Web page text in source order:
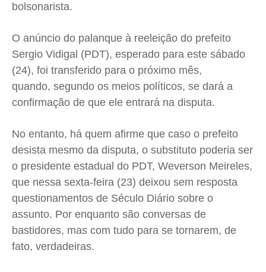
Anuncie
Expediente
Contato
Anuncie
Termos de Uso
Anuncie
Expediente
Contato
Anuncie
Termos de Uso
Anuncie
Expediente
Contato
Anuncie
Termos de Uso
Anuncie
Expediente
Contato
Anuncie
Termos de Uso
bolsonarista.
O anúncio do palanque à reeleição do prefeito
Sergio Vidigal (PDT), esperado para este sábado
(24), foi transferido para o próximo mês,
quando, segundo os meios políticos, se dará a
confirmação de que ele entrará na disputa.
No entanto, há quem afirme que caso o prefeito
desista mesmo da disputa, o substituto poderia ser
o presidente estadual do PDT, Weverson Meireles,
que nessa sexta-feira (23) deixou sem resposta
questionamentos de Século Diário sobre o
assunto. Por enquanto são conversas de
bastidores, mas com tudo para se tornarem, de
fato, verdadeiras.